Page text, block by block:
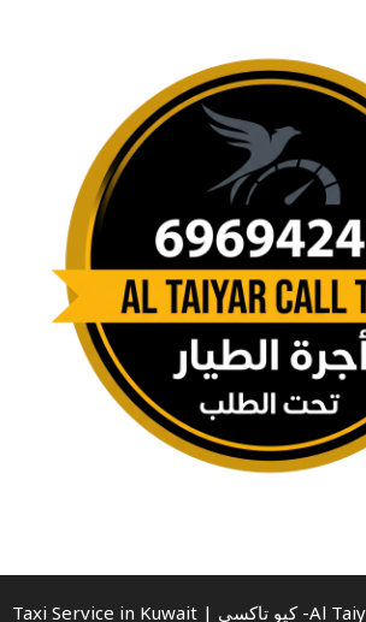
© 2026 Al Taiyar Call Taxi- كيو تاكسي | Taxi Service in Kuwait